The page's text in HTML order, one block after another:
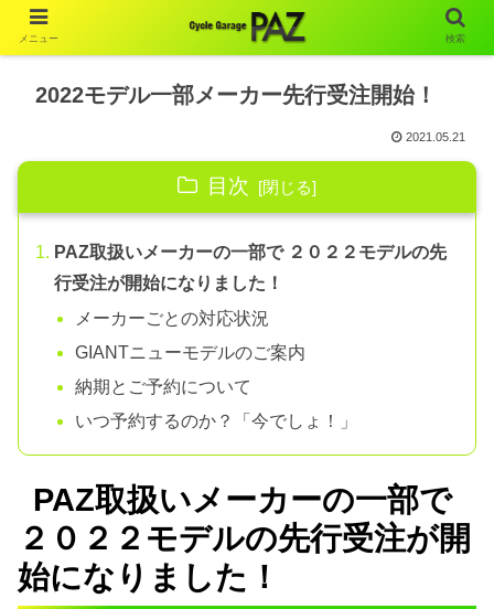
2022モデル一部メーカー先行受注開始！
2021.05.21
目次
PAZ取扱いメーカーの一部で ２０２２モデルの先
行受注が開始になりました！
メーカーごとの対応状況
GIANTニューモデルのご案内
納期とご予約について
いつ予約するのか？「今でしょ！」
PAZ取扱いメーカーの一部で
２０２２モデルの先行受注が開
始になりました！
メニュー 検索